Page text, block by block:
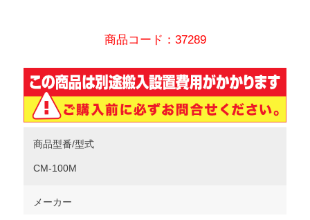
商品コード：37289
商品型番/型式
CM-100M
メーカー